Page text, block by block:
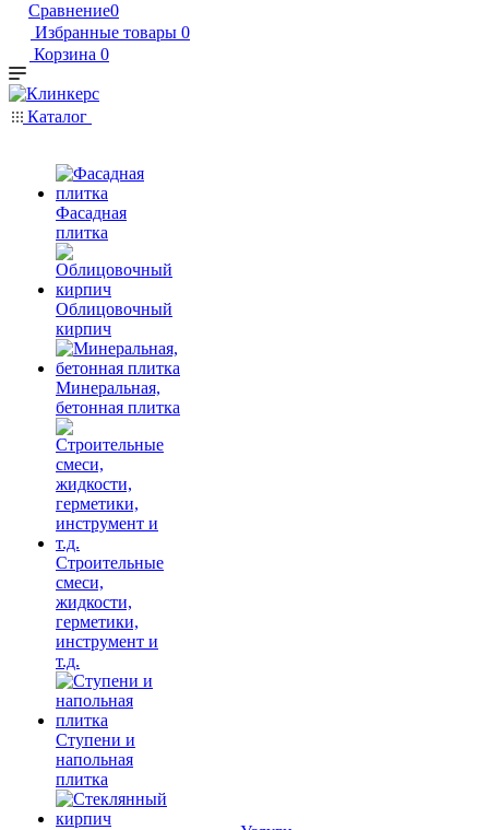
Сравнение0
Избранные товары 0
Корзина 0
Каталог
Фасадная
плитка
Облицовочный
кирпич
Минеральная,
бетонная плитка
Строительные
смеси,
жидкости,
герметики,
инструмент и
т.д.
Ступени и
напольная
плитка